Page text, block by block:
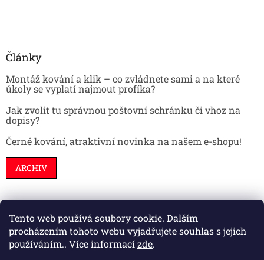
Tento web používá soubory cookie. Dalším
procházením tohoto webu vyjadřujete souhlas s jejich
používáním.. Více informacízde.
Články
Montáž kování a klik – co zvládnete sami a na které
úkoly se vyplatí najmout profíka?
Jak zvolit tu správnou poštovní schránku či vhoz na
dopisy?
Černé kování, atraktivní novinka na našem e-shopu!
ARCHIV
Stavební pouzdra Interiéry Dveře